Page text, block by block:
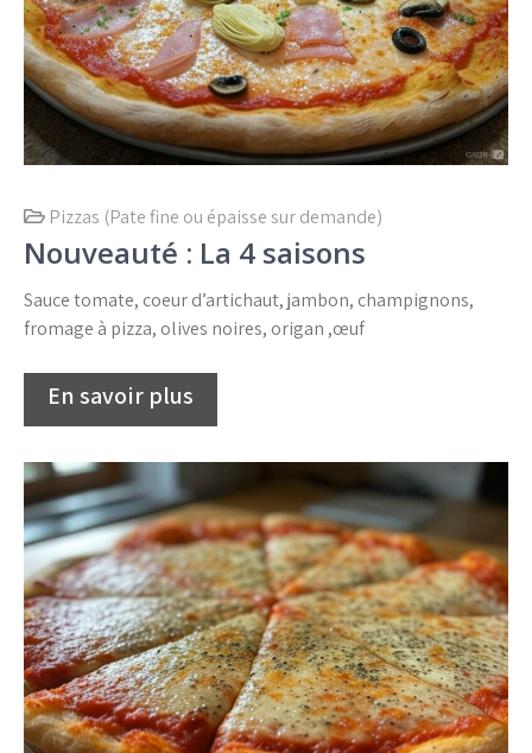
Pizzas (Pate fine ou épaisse sur demande)
Nouveauté : La 4 saisons
Sauce tomate, coeur d’artichaut, jambon, champignons,
fromage à pizza, olives noires, origan ,œuf